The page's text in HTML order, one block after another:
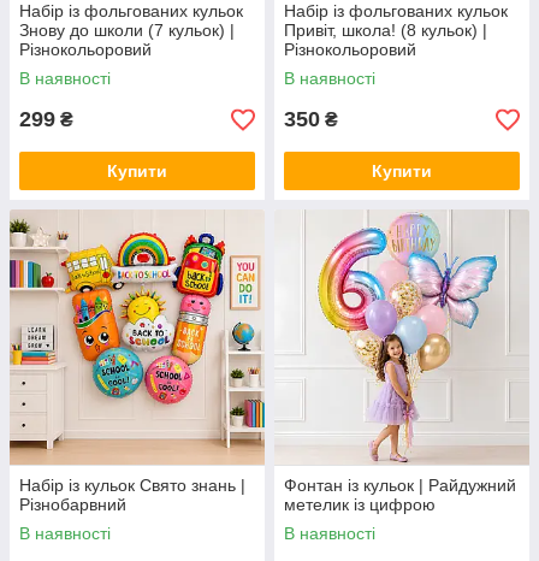
Набір із фольгованих кульок
Знову до школи (7 кульок) |
Різнокольоровий
В наявності
299 ₴
Купити
Набір із фольгованих кульок
Привіт, школа! (8 кульок) |
Різнокольоровий
В наявності
350 ₴
Купити
Набір із кульок Свято знань |
Різнобарвний
В наявності
Фонтан із кульок | Райдужний
метелик із цифрою
В наявності